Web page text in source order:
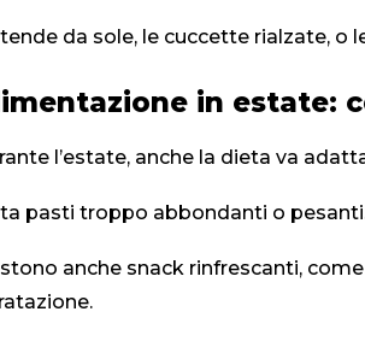
da sole, le cuccette rialzate, o
in estate:
l’estate, anche la dieta va
pasti troppo abbondanti o
anche snack rinfrescanti,